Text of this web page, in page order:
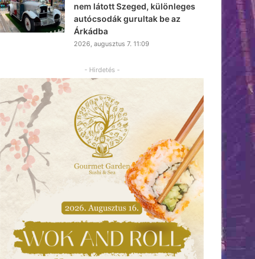
nem látott Szeged, különleges
autócsodák gurultak be az
Árkádba
2026, augusztus 7. 11:09
- Hirdetés -